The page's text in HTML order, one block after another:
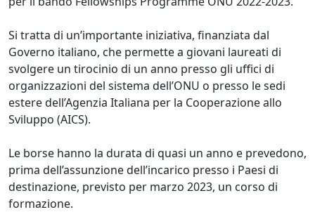
Si tratta di un’importante iniziativa, finanziata dal
Governo italiano, che permette a giovani laureati di
svolgere un tirocinio di un anno presso gli uffici di
organizzazioni del sistema dell’ONU o presso le sedi
estere dell’Agenzia Italiana per la Cooperazione allo
Sviluppo (AICS).
Le borse hanno la durata di quasi un anno e prevedono,
prima dell’assunzione dell’incarico presso i Paesi di
destinazione, previsto per marzo 2023, un corso di
formazione.